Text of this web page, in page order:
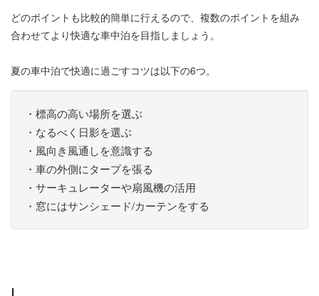
どのポイントも比較的簡単に行えるので、複数のポイントを組み
合わせてより快適な車中泊を目指しましょう。
夏の車中泊で快適に過ごすコツは以下の6つ。
・標高の高い場所を選ぶ
・なるべく日影を選ぶ
・風向き風通しを意識する
・車の外側にタープを張る
・サーキュレーターや扇風機の活用
・窓にはサンシェード/カーテンをする